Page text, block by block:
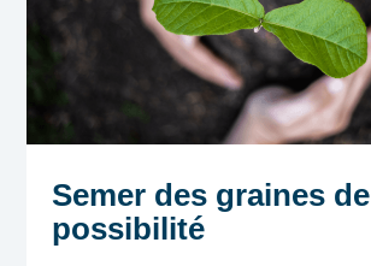
Semer des graines de
possibilité